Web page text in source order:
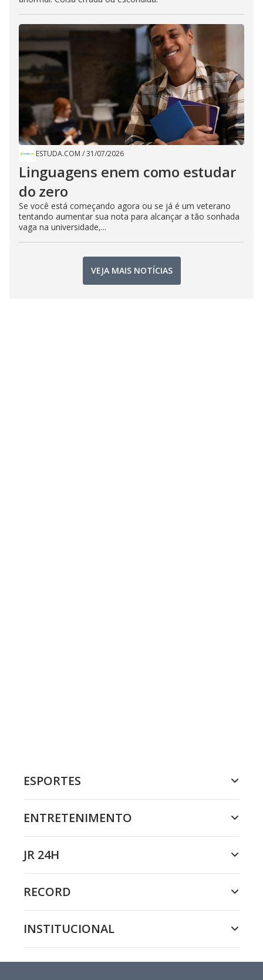
ESTUDA.COM /31/07/2026
Linguagens enem como estudar
do zero
Se você está começando agora ou se já é um veterano
tentando aumentar sua nota para alcançar a tão sonhada
vaga na universidade,...
VEJA MAIS NOTÍCIAS
ESPORTES
ENTRETENIMENTO
JR 24H
RECORD
INSTITUCIONAL